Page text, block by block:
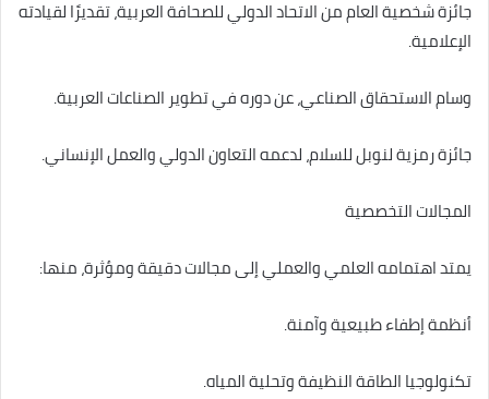
جائزة شخصية العام من الاتحاد الدولي للصحافة العربية، تقديرًا لقيادته
الإعلامية.
وسام الاستحقاق الصناعي، عن دوره في تطوير الصناعات العربية.
جائزة رمزية لنوبل للسلام، لدعمه التعاون الدولي والعمل الإنساني.
المجالات التخصصية
يمتد اهتمامه العلمي والعملي إلى مجالات دقيقة ومؤثرة، منها:
أنظمة إطفاء طبيعية وآمنة.
تكنولوجيا الطاقة النظيفة وتحلية المياه.